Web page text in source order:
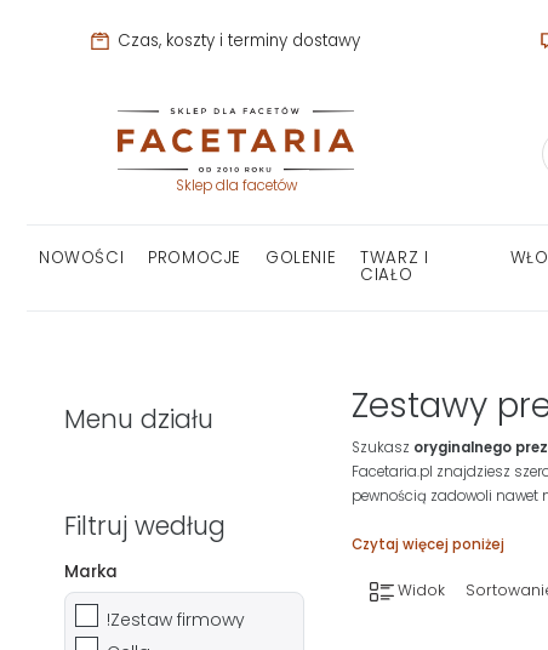
Czas, koszty i terminy dostawy
Sklep dla facetów
NOWOŚCI PROMOCJE GOLENIE TWARZ I
CIAŁO
Menu działu
Filtruj według
Marka
!Zestaw firmowy
Zestawy
Szukasz oryginalnego
Facetaria.pl znajdziesz
pewnością zadowoli
Czytaj więcej poniżej
Widok